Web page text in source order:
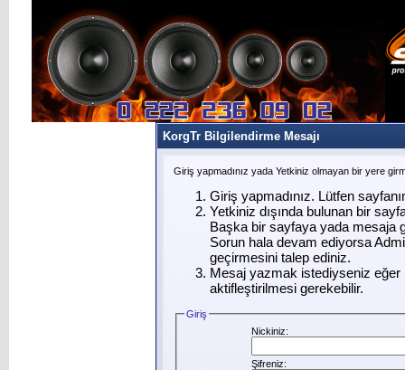
KorgTr Bilgilendirme Mesajı
Giriş yapmadınız yada Yetkiniz olmayan bir yere
Giriş yapmadınız. Lütfen
Yetkiniz dışında bulunan bir
Başka bir sayfaya yada mesaja
Sorun hala devam ediyorsa
geçirmesini talep ediniz.
Mesaj yazmak istediyseniz eğer
aktifleştirilmesi gerekebilir.
Giriş
Nickiniz:
Şifreniz: